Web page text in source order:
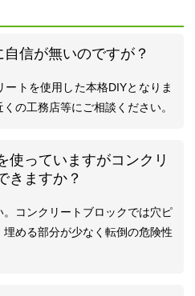
信が無いのですが？
トを使用した本格DIYとなりま
の工務店等にご相談ください。
使っていますがコンクリ
きますか？
コンクリートブロックでは穴ピ
める部分が少なく転倒の危険性